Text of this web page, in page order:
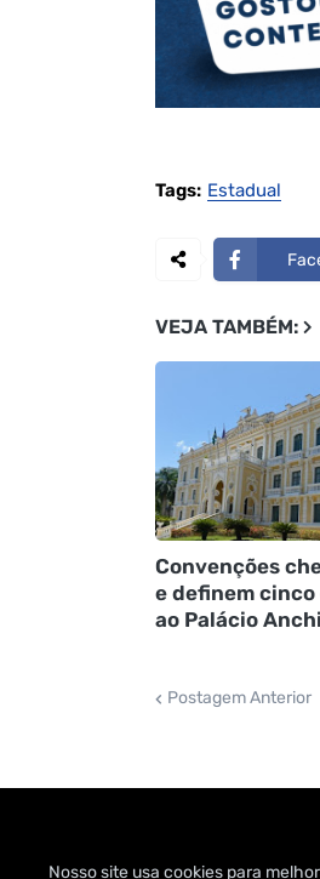
Tags: Estadual
VEJA TAMBÉM:
Convenções
e definem
ao Palácio
Postagem Anterior
Nosso site usa cookies para